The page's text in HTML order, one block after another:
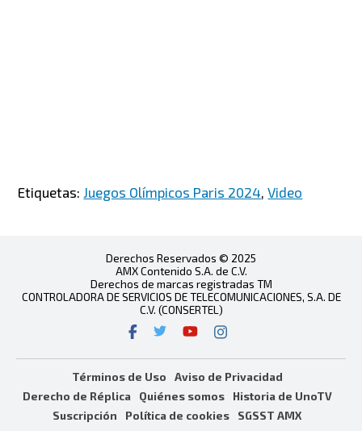
Etiquetas: Juegos Olímpicos Paris 2024,Video
Derechos Reservados © 2025
AMX Contenido S.A. de C.V.
Derechos de marcas registradas TM
CONTROLADORA DE SERVICIOS DE TELECOMUNICACIONES, S.A. DE
C.V. (CONSERTEL)
Términos de Uso
Aviso de Privacidad
Derecho de Réplica
Quiénes somos
Historia de UnoTV
Suscripción
Política de cookies SGSST AMX